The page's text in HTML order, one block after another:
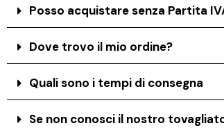
Posso acquistare senza Partita
Dove trovo il mio ordine?
Quali sono i tempi di consegna
Se non conosci il nostro